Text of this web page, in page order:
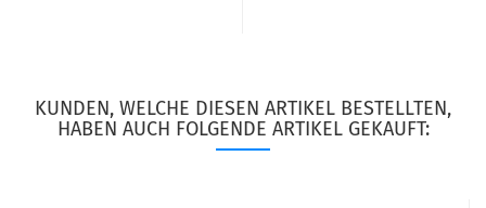
KUNDEN, WELCHE DIESEN ARTIKEL BESTELLTEN,
HABEN AUCH FOLGENDE ARTIKEL GEKAUFT: